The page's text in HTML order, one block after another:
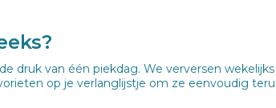
druk van één piekdag. We verversen
op je verlanglijstje om ze eenvoudig